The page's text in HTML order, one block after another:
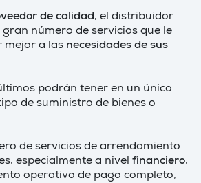
de calidad, el distribuidor
gran número de servicios que le
mejor a las necesidades de sus
podrán tener en un único
de suministro de bienes o
de servicios de arrendamiento
especialmente a nivel financiero,
operativo de pago completo,